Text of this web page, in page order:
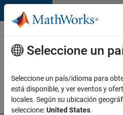
Saltar al contenido
Ofertas
de
empleo
MathWorks
Visión general Búsqueda de empleo
Seleccione un
Seleccione un país/idioma para
está disponible, y ver eventos y
locales. Según su ubicación
seleccione:United States.